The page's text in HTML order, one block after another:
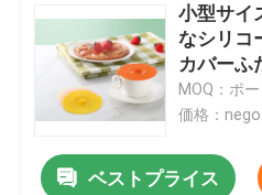
小型サイ
なシリコ
カバーふ
MOQ：ポ
価格：
ベストプライス